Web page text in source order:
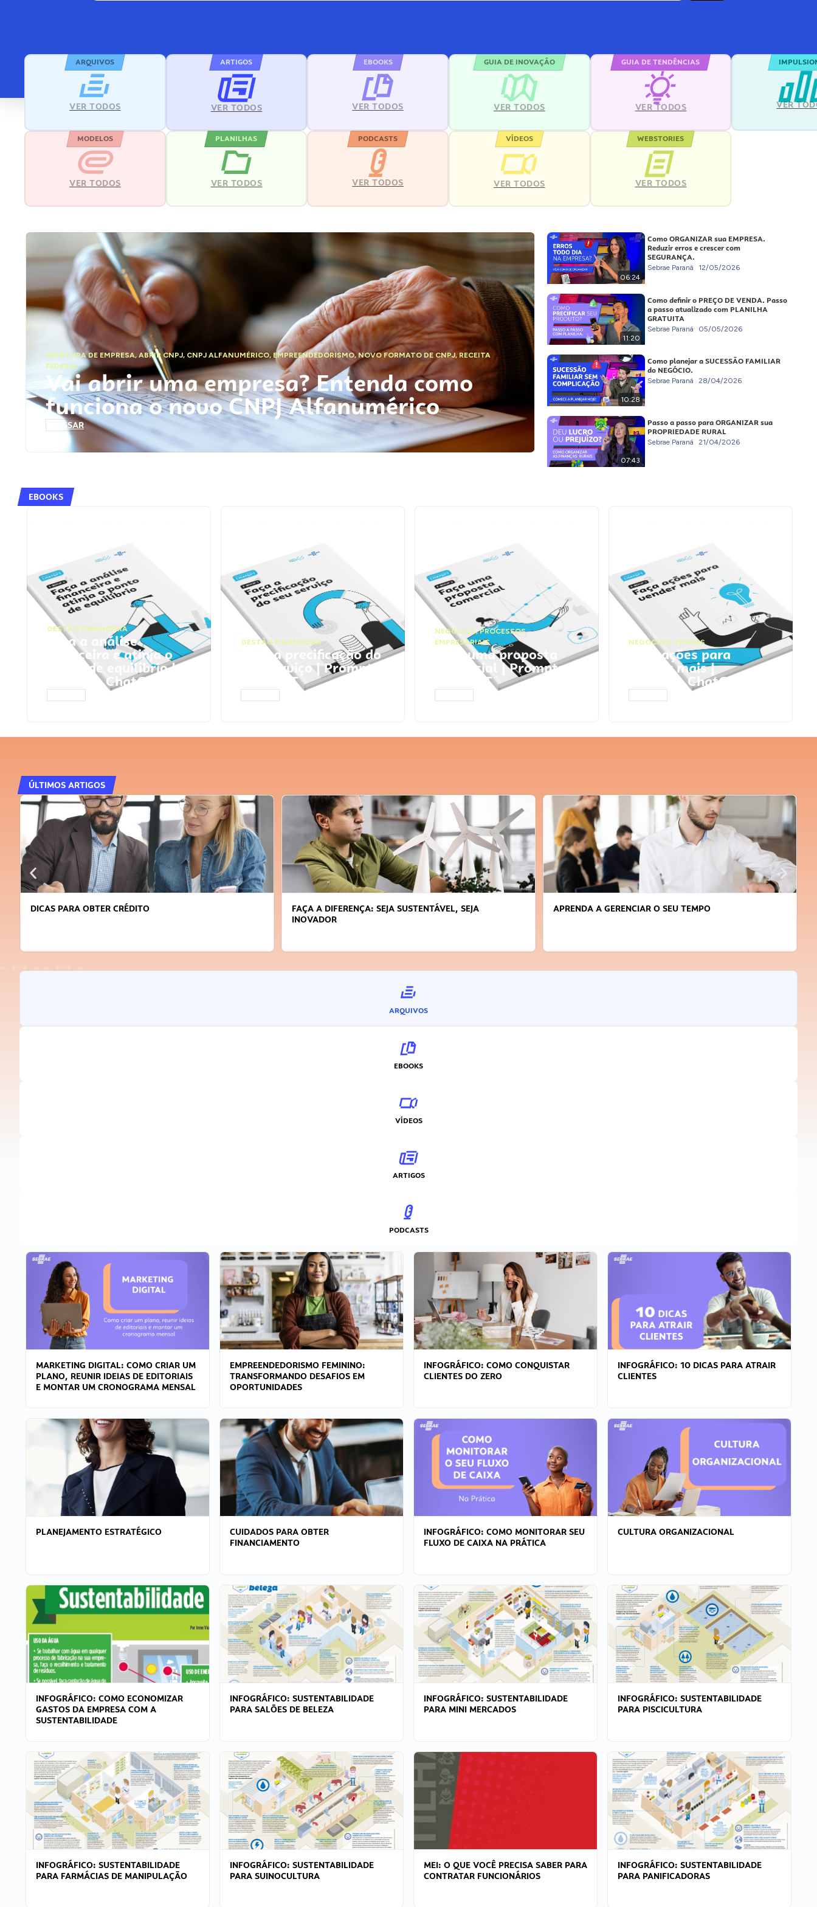
ARQUIVOS
VER TODOS
ARTIGOS
VER TODOS
EBOOKS
VER TODOS
GUIA DE INOVAÇÃO
VER TODOS
GUIA DE TENDÊNCIAS
VER TODOS VER
MODELOS
VER TODOS
PLANILHAS
VER TODOS
PODCASTS
VER TODOS
VÍDEOS
VER TODOS
WEBSTORIES
VER TODOS
ABERTURA DE EMPRESA,ABRIR CNPJ, CNPJ ALFANUMÉRICO, EMPREENDEDORISMO,NOVO FORMATO DE CNPJ,RECEITA
FEDERAL
Vai abrir uma empresa? Entenda como
funciona o novo CNPJ Alfanumérico
ACESSAR
06:24
Como ORGANIZAR sua EMPRESA.
Reduzir erros e crescer com
SEGURANÇA.
Sebrae Paraná 12/05/2026
11:20
Como definir o PREÇO DE VENDA. Passo
a passo atualizado com PLANILHA
GRATUITA
Sebrae Paraná 05/05/2026
10:28
Como planejar a SUCESSÃO FAMILIAR
do NEGÓCIO.
Sebrae Paraná 28/04/2026
07:43
Passo a passo para ORGANIZAR sua
PROPRIEDADE RURAL
Sebrae Paraná 21/04/2026
EBOOKS
GESTÃO FINANCEIRA
Faça a análise
financeira e atinja o
ponto de equilíbrio |
Prompts ChatGPT
GESTÃO FINANCEIRA
Faça a precificação do
seu serviço | Prompts
ChatGPT
NEGÓCIOS,PROCESSOS
EMPRESARIAIS
Faça uma proposta
comercial | Prompts
ChatGPT
NEGÓCIOS, VENDAS
Faça ações para
vender mais |
Prompts ChatGPT
ÚLTIMOS ARTIGOS
DICAS PARA OBTER CRÉDITO
FAÇA A DIFERENÇA: SEJA SUSTENTÁVEL, SEJA
INOVADOR
APRENDA A GERENCIAR O SEU TEMPO
ARQUIVOS
EBOOKS
VÍDEOS
ARTIGOS
PODCASTS
MARKETING DIGITAL: COMO CRIAR UM
PLANO, REUNIR IDEIAS DE EDITORIAIS
E MONTAR UM CRONOGRAMA MENSAL
EMPREENDEDORISMO FEMININO:
TRANSFORMANDO DESAFIOS EM
OPORTUNIDADES
INFOGRÁFICO: COMO CONQUISTAR
CLIENTES DO ZERO
INFOGRÁFICO: 10 DICAS PARA ATRAIR
CLIENTES
PLANEJAMENTO ESTRATÉGICO
CUIDADOS PARA OBTER
FINANCIAMENTO
INFOGRÁFICO: COMO MONITORAR SEU
FLUXO DE CAIXA NA PRÁTICA
CULTURA ORGANIZACIONAL
INFOGRÁFICO: COMO ECONOMIZAR
GASTOS DA EMPRESA COM A
SUSTENTABILIDADE
INFOGRÁFICO: SUSTENTABILIDADE
PARA SALÕES DE BELEZA
INFOGRÁFICO: SUSTENTABILIDADE
PARA MINI MERCADOS
INFOGRÁFICO: SUSTENTABILIDADE
PARA PISCICULTURA
INFOGRÁFICO: SUSTENTABILIDADE
PARA FARMÁCIAS DE MANIPULAÇÃO
INFOGRÁFICO: SUSTENTABILIDADE
PARA SUINOCULTURA
MEI: O QUE VOCÊ PRECISA SABER PARA
CONTRATAR FUNCIONÁRIOS
INFOGRÁFICO: SUSTENTABILIDADE
PARA PANIFICADORAS